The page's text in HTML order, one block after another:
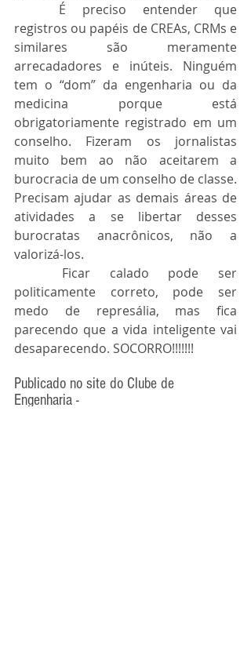
registros ou papéis de CREAs, CRMs e
similares são meramente
arrecadadores e inúteis. Ninguém
tem o “dom” da engenharia ou da
medicina porque está
obrigatoriamente registrado em um
conselho. Fizeram os jornalistas
muito bem ao não aceitarem a
burocracia de um conselho de classe.
Precisam ajudar as demais áreas de
atividades a se libertar desses
burocratas anacrônicos, não a
valorizá-los.
politicamente correto, pode ser
medo de represália, mas fica
parecendo que a vida inteligente vai
desaparecendo. SOCORRO!!!!!!!
Publicado no site do Clube de
Engenharia -